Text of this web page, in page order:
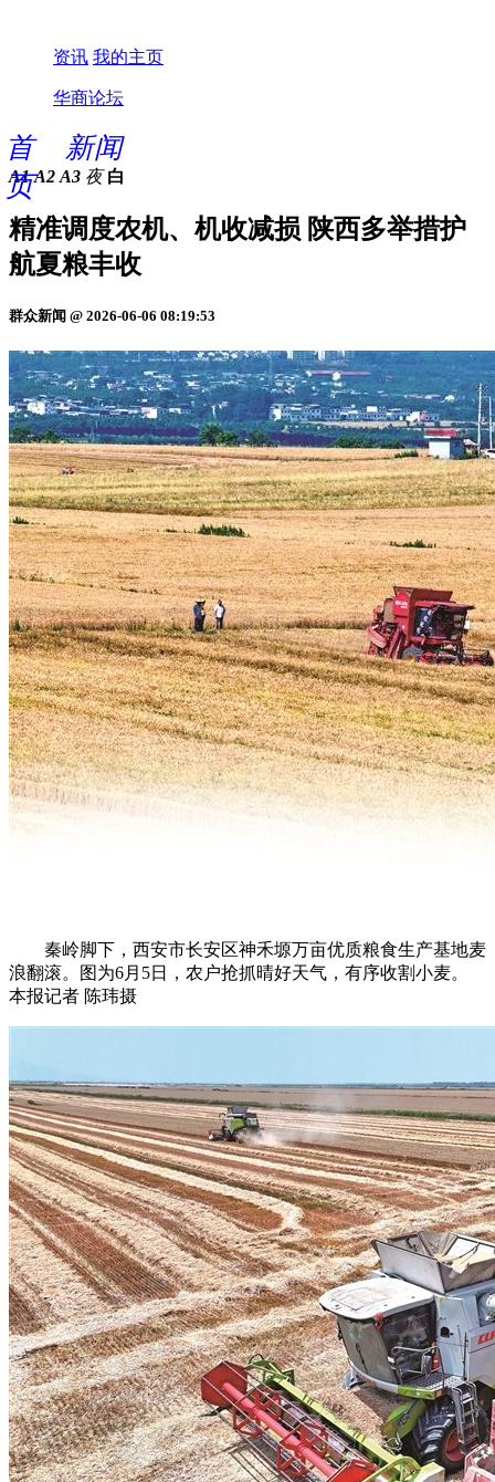
资讯 我的主页
华商论坛
首
页
新闻
A1 A2 A3 夜 白
精准调度农机、机收减损 陕西多举措护
航夏粮丰收
群众新闻 @ 2026-06-06 08:19:53
秦岭脚下，西安市长安区神禾塬万亩优质粮食生产基地麦
浪翻滚。图为6月5日，农户抢抓晴好天气，有序收割小麦。
本报记者 陈玮摄